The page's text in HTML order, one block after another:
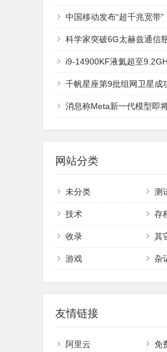
中国移动发布“超千兆宽带”：可升级
科学家突破6G太赫兹通信瓶颈，首次在560GHz
i9-14900KF液氦超至9.2GHz！中国
千帆星座第9批组网卫星成功发射！中国版
消息称Meta新一代模型即将发布，执
网站分类
未分类 测
技术 存
收录 其
游戏 杂
友情链接
阿里云 免